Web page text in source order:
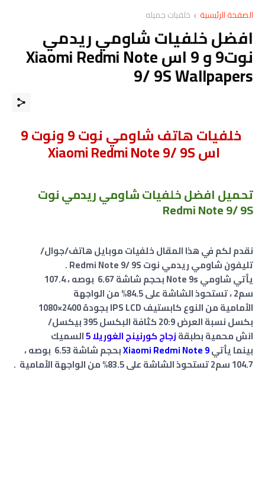
الصفحة الرئيسية خلفيات جميله
افضل خلفيات شاومي ريدمي
نوت9 و 9 اس Xiaomi Redmi Note
9/ 9S Wallpapers
خلفيات هاتف شاومي نوت 9 ونوت 9
اس Xiaomi Redmi Note 9/ 9S
تحميل افضل خلفيات شاومي ريدمي نوت
Redmi Note 9/ 9S
نقدم لكم في هذا المقال خلفيات موبايل هاتف/جوال/
تليفون شاومي ريدمي نوت Redmi Note 9/ 9S .
يأتي شاومي Note 9s بحجم شاشة 6.67 بوصه ، 107.4
سم2 ،
تستحوذ الشاشة على 84.5% من الواجهة
الأمامية من النوع كابستيف IPS LCD بجودة 2400×1080
بكسل نسبة العرض 20:9 كثافة البكسل 395 بيكسل/
انش محمية بطبقةزجاج كورنينج الغوريلا 5 السميك
بينما يأتيXiaomi Redmi Note 9
بحجم شاشة 6.53 بوصه ،
104.7 سم2 تستحوذ الشاشة على 83.5% من الواجهة الأمامية .